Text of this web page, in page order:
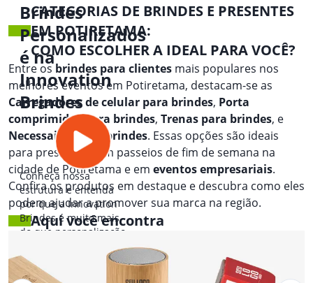
Brindes
Personalizados
é na
Innovation
Brindes
Conheça nossa
estrutura e entenda
por que a Innovation
Brindes é muito mais
do que personalização.
CATEGORIAS DE BRINDES E PRESENTES
EM POTIRETAMA:
COMO ESCOLHER A IDEAL PARA VOCÊ?
Entre osbrindes para clientes mais populares nos
melhores eventos em Potiretama, destacam-se as
Carregadores de celular para brindes, Porta
comprimidos para brindes, Trenas para brindes, e
Necessaires para brindes. Essas opções são ideais
para presentear em passeios de fim de semana na
cidade de Potiretama e em eventos empresariais.
Confira os produtos em destaque e descubra como eles
podem ajudar a promover sua marca na região.
Aqui você encontra